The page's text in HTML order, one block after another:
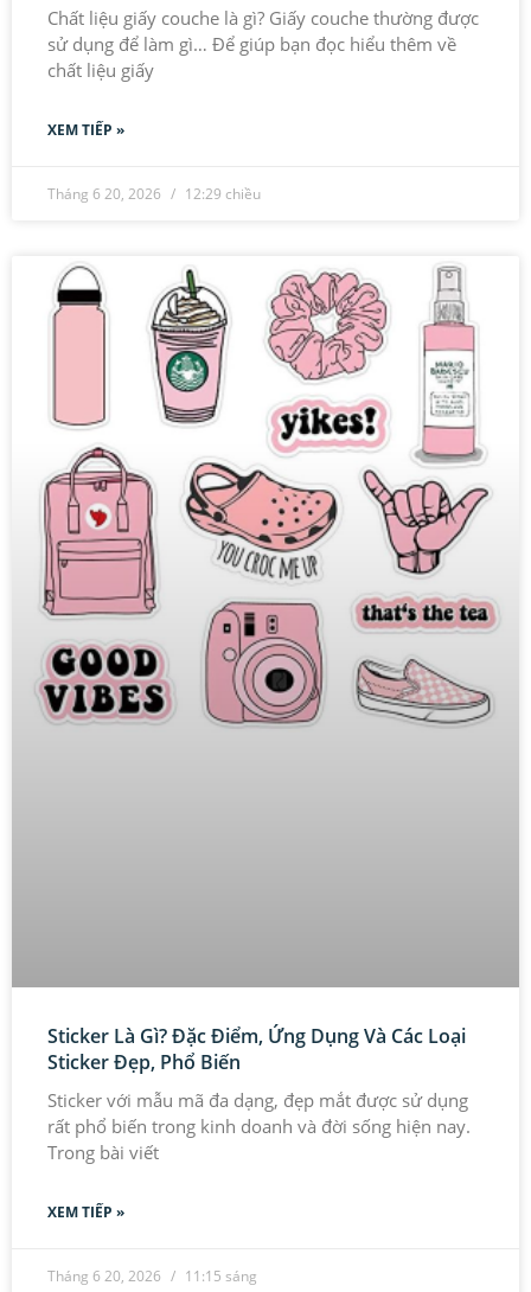
Chất liệu giấy couche là gì? Giấy couche thường được
sử dụng để làm gì… Để giúp bạn đọc hiểu thêm về
chất liệu giấy
XEM TIẾP »
Tháng 6 20, 2026 12:29 chiều
Sticker Là Gì? Đặc Điểm, Ứng Dụng Và Các Loại
Sticker Đẹp, Phổ Biến
Sticker với mẫu mã đa dạng, đẹp mắt được sử dụng
rất phổ biến trong kinh doanh và đời sống hiện nay.
Trong bài viết
XEM TIẾP »
Tháng 6 20, 2026 11:15 sáng